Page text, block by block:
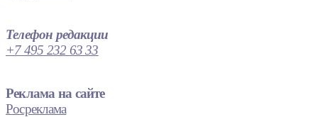
Телефон редакции
+7 495 232 63 33
Реклама на сайте
Росреклама